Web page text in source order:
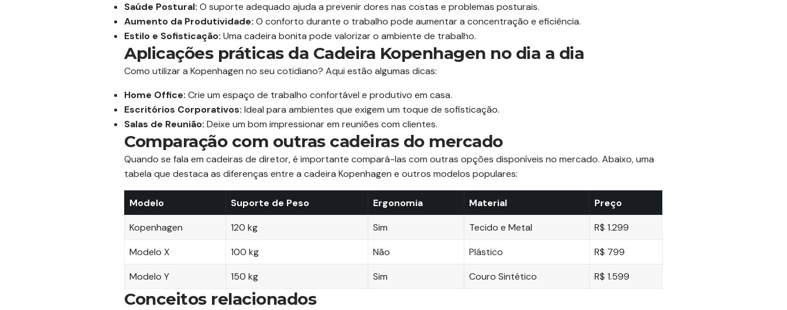
Saúde Postural: O suporte adequado ajuda a prevenir dores nas costas e problemas posturais.
Aumento da Produtividade: O conforto durante o trabalho pode aumentar a concentração e eficiência.
Estilo e Sofisticação: Uma cadeira bonita pode valorizar o ambiente de trabalho.
Aplicações práticas da Cadeira Kopenhagen no dia a dia
Como utilizar a Kopenhagen no seu cotidiano? Aqui estão algumas dicas:
Home Office: Crie um espaço de trabalho confortável e produtivo em casa.
Escritórios Corporativos: Ideal para ambientes que exigem um toque de sofisticação.
Salas de Reunião: Deixe um bom impressionar em reuniões com clientes.
Comparação com outras cadeiras do mercado
Quando se fala em cadeiras de diretor, é importante compará-las com outras opções disponíveis no mercado. Abaixo, uma
tabela que destaca as diferenças entre a cadeira Kopenhagen e outros modelos populares:
Modelo Suporte de Peso Ergonomia Material
Preço
Kopenhagen
120 kg Sim Tecido e Metal
R$ 1.299
Modelo X
100 kg Não Plástico
R$ 799
Modelo Y
150 kg Sim Couro Sintético R$ 1.599
Conceitos relacionados